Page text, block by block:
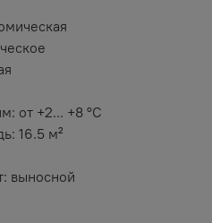
от +2... +8 °C
16.5 м²
выносной